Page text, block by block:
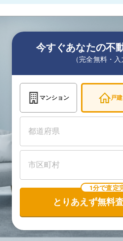
今すぐあなたの不
（完全無料・入
マンション 戸建
1分で査定
とりあえず無料